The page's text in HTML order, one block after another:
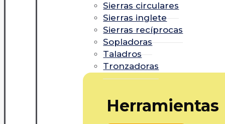
Sierras circulares
Sierras inglete
Sierras recíprocas
Sopladoras
Taladros
Tronzadoras
Herramientas